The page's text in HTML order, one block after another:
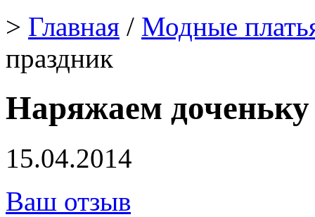
> Главная / Модные
праздник
Наряжаем
15.04.2014
Ваш отзыв